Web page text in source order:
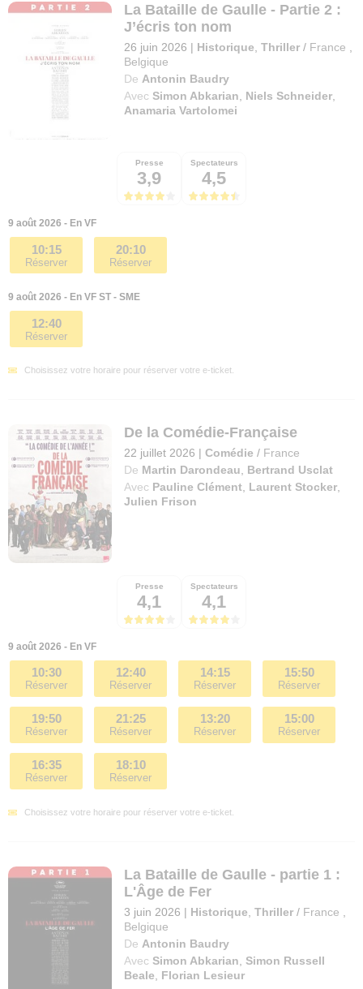
La Bataille de Gaulle - Partie 2 :
J’écris ton nom
26 juin 2026 | Historique ,Thriller / France
Belgique
De Antonin Baudry
Avec Simon Abkarian Niels Schneider
Anamaria Vartolomei
Presse
3,9
Spectateurs
4,5
9 août 2026 - En VF
10:15
Réserver
20:10
Réserver
9 août 2026 - En VF ST - SME
12:40
Réserver
Choisissez votre horaire pour réserver votre e-ticket.
De la Comédie-Française
22 juillet 2026 | Comédie / France
De Martin Darondeau
Bertrand Usclat
Avec Pauline Clément Laurent Stocker
Julien Frison
Presse
4,1
Spectateurs
4,1
9 août 2026 - En VF
10:30
Réserver
12:40
Réserver
14:15
Réserver
15:50
Réserver
19:50
Réserver
21:25
Réserver
13:20
Réserver
15:00
Réserver
16:35
Réserver
18:10
Réserver
Choisissez votre horaire pour réserver votre e-ticket.
La Bataille de Gaulle - partie 1 :
L'Âge de Fer
3 juin 2026 | Historique ,Thriller / France
Belgique
De Antonin Baudry
Avec Simon Abkarian ,Simon Russell
Beale
Florian Lesieur